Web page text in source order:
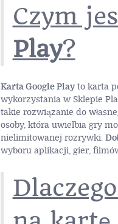
Czym
Play?
Karta Google Playto karta
wykorzystania w Sklepie
takie rozwiązanie do
osoby, która uwielbia gry
nielimitowanej rozrywki.
wyboru aplikacji, gier,